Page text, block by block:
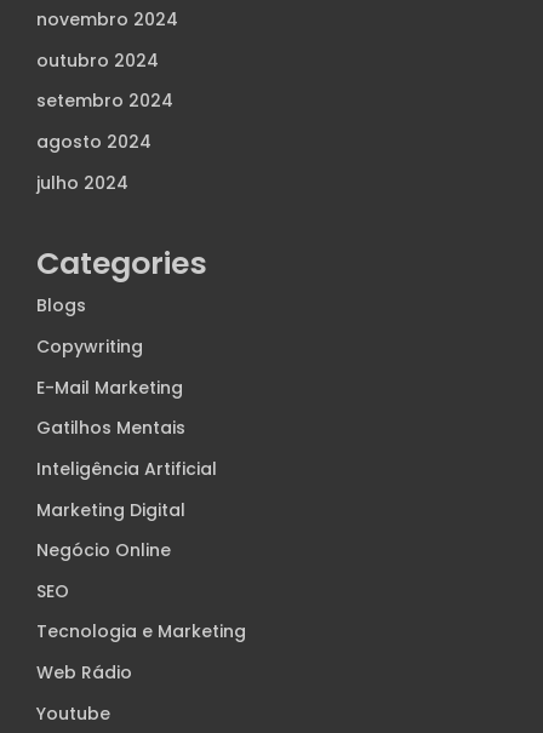
novembro 2024
outubro 2024
setembro 2024
agosto 2024
julho 2024
Categories
Blogs
Copywriting
E-Mail Marketing
Gatilhos Mentais
Inteligência Artificial
Marketing Digital
Negócio Online
SEO
Tecnologia e Marketing
Web Rádio
Youtube